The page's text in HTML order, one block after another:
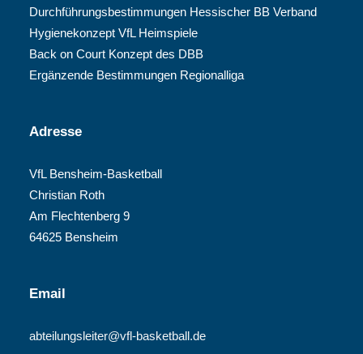
Durchführungsbestimmungen Hessischer BB Verband
Hygienekonzept VfL Heimspiele
Back on Court Konzept des DBB
Ergänzende Bestimmungen Regionalliga
Adresse
VfL Bensheim-Basketball
Christian Roth
Am Flechtenberg 9
64625 Bensheim
Email
abteilungsleiter@vfl-basketball.de